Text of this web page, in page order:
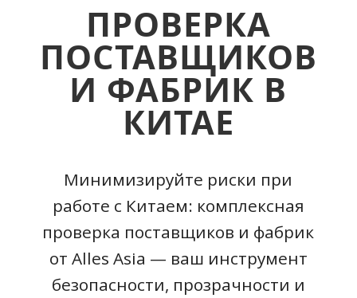
ПРОВЕРКА
ПОСТАВЩИКОВ
И ФАБРИК В
КИТАЕ
Минимизируйте риски при
работе с Китаем: комплексная
проверка поставщиков и фабрик
от Alles Asia — ваш инструмент
безопасности, прозрачности и